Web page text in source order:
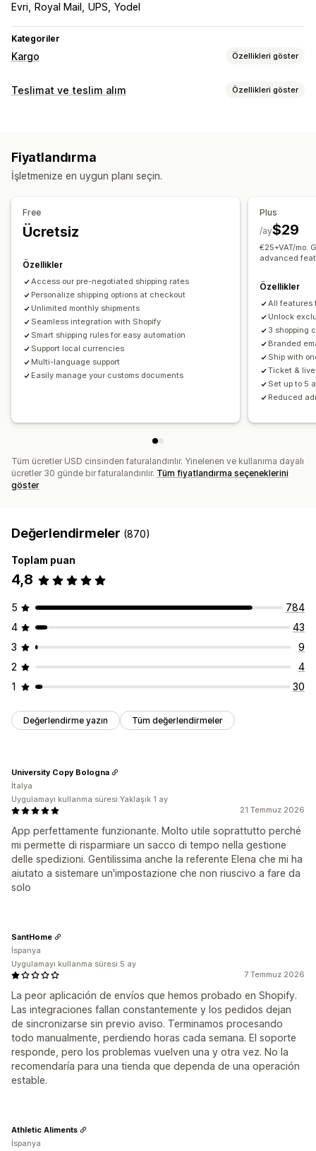
Evri
Royal Mail UPS Yodel
Kategoriler
Kargo Özellikleri göster
Etiketler ve ambalaj
Kargo ücretleri
Sipariş senkronizasyonu
E-posta bildirimleri
Kargo analizleri
Teslimat ve teslim alım Özellikleri göster
Dinamik fiyatlar Minimum değerler
Kargo etiketleri
Çoklu konum
E-posta bildirimleri
Teslimat kanıtı
Fiyatlandırma
İşletmenize en uygun planı seçin.
Free
Ücretsiz
Özellikler
Access our pre-negotiated shipping rates
Personalize shipping options at checkout
Unlimited monthly shipments
Seamless integration with Shopify
Smart shipping rules for easy automation
Support local currencies
Multi-language support
Easily manage your customs documents
Plus
$29
/ay
€25+VAT/mo.
advanced
Özellikler
All features
Unlock
3 shopping
Branded
Ship with
Ticket &
Set up to 5
Reduced
Tüm ücretler USD cinsinden faturalandırılır. Yinelenen ve kullanıma dayalı
ücretler 30 günde bir faturalandırılır. Tüm fiyatlandırma seçeneklerini
göster
Değerlendirmeler (870)
Toplam puan
4,8
5
784
4
43
3
9
2
4
1
30
Değerlendirme yazın Tüm değerlendirmeler
21 Temmuz 2026
App perfettamente funzionante. Molto utile soprattutto perché
mi permette di risparmiare un sacco di tempo nella gestione
delle spedizioni. Gentilissima anche la referente Elena che mi ha
aiutato a sistemare un'impostazione che non riuscivo a fare da
solo
University Copy Bologna
İtalya
Uygulamayı kullanma süresi:Yaklaşık 1 ay
7 Temmuz 2026
La peor aplicación de envíos que hemos probado en Shopify.
Las integraciones fallan constantemente y los pedidos dejan
de sincronizarse sin previo aviso. Terminamos procesando
todo manualmente, perdiendo horas cada semana. El soporte
responde, pero los problemas vuelven una y otra vez. No la
recomendaría para una tienda que dependa de una operación
estable.
SantHome
İspanya
Uygulamayı kullanma süresi:5 ay
Athletic Aliments
İspanya